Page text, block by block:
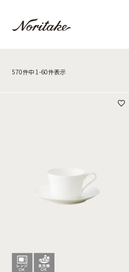
570件中 1 -60件表示